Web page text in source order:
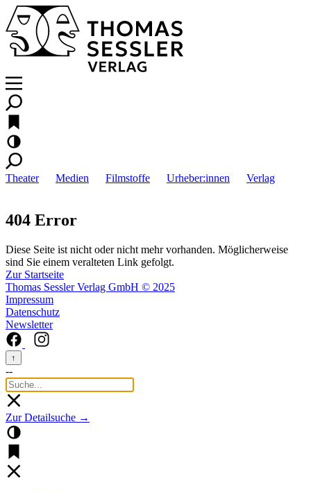
Theater Medien Filmstoffe Urheber:innen Verlag
404 Error
Diese Seite ist nicht oder nicht mehr vorhanden. Möglicherweise
sind Sie einem veralteten Link gefolgt.
Zur Startseite
Thomas Sessler Verlag GmbH © 2025
Impressum
Datenschutz
Newsletter
↑
--
Zur Detailsuche →